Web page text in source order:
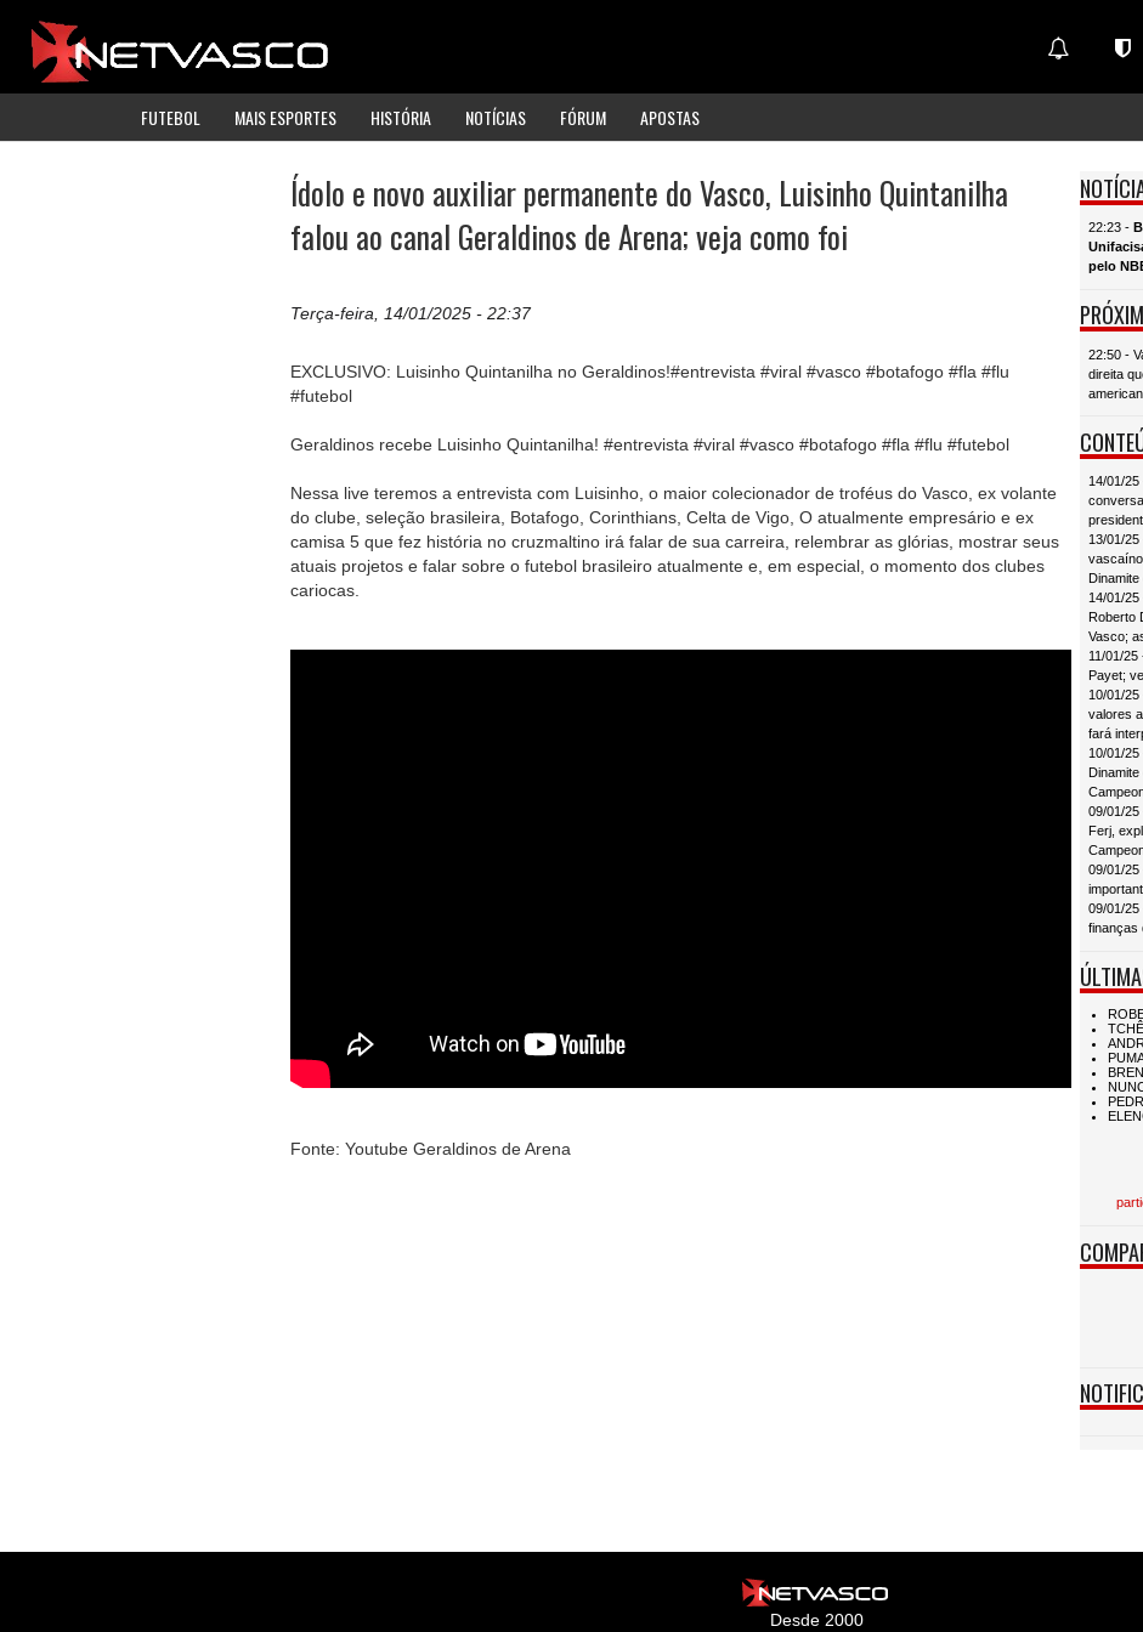
FUTEBOL MAIS ESPORTES HISTÓRIA NOTÍCIAS FÓRUM APOSTAS
Ídolo e novo auxiliar permanente do Vasco, Luisinho Quintanilha
falou ao canal Geraldinos de Arena; veja como foi
Terça-feira, 14/01/2025 - 22:37
EXCLUSIVO: Luisinho Quintanilha no Geraldinos!#entrevista #viral #vasco #botafogo #fla #flu
#futebol
Geraldinos recebe Luisinho Quintanilha! #entrevista #viral #vasco #botafogo #fla #flu #futebol
Nessa live teremos a entrevista com Luisinho, o maior colecionador de troféus do Vasco, ex volante
do clube, seleção brasileira, Botafogo, Corinthians, Celta de Vigo, O atualmente empresário e ex
camisa 5 que fez história no cruzmaltino irá falar de sua carreira, relembrar as glórias, mostrar seus
atuais projetos e falar sobre o futebol brasileiro atualmente e, em especial, o momento dos clubes
cariocas.
Fonte: Youtube Geraldinos de Arena
22:23 -
pelo
22:50 -
direita
14/01/25
13/01/25
14/01/25
Roberto
Vasco;
11/01/25
Payet;
10/01/25
valores
fará
10/01/25
09/01/25
Ferj,
09/01/25
09/01/25
finanças
Desde 2000